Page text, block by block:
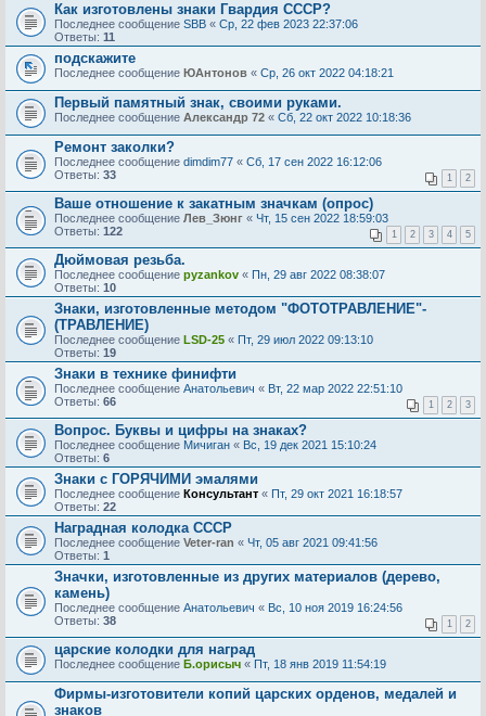
Как изготовлены знаки Гвардия СССР?
Последнее сообщение SBB « Ср, 22 фев 2023 22:37:06
Ответы: 11
подскажите
Последнее сообщение ЮАнтонов « Ср, 26 окт 2022 04:18:21
Первый памятный знак, своими руками.
Последнее сообщение Александр 72 « Сб, 22 окт 2022 10:18:36
Ремонт заколки?
Последнее сообщение dimdim77 « Сб, 17 сен 2022 16:12:06
Ответы: 33 1 2
Ваше отношение к закатным значкам (опрос)
Последнее сообщение Лев_Зюнг « Чт, 15 сен 2022 18:59:03
Ответы: 122 1 2 3 4 5
Дюймовая резьба.
Последнее сообщение pyzankov « Пн, 29 авг 2022 08:38:07
Ответы: 10
Знаки, изготовленные методом "ФОТОТРАВЛЕНИЕ"-
(ТРАВЛЕНИЕ)
Последнее сообщение LSD-25 « Пт, 29 июл 2022 09:13:10
Ответы: 19
Знаки в технике финифти
Последнее сообщение Анатольевич « Вт, 22 мар 2022 22:51:10
Ответы: 66 1 2 3
Вопрос. Буквы и цифры на знаках?
Последнее сообщение Мичиган « Вс, 19 дек 2021 15:10:24
Ответы: 6
Знаки с ГОРЯЧИМИ эмалями
Последнее сообщение Консультант « Пт, 29 окт 2021 16:18:57
Ответы: 22
Наградная колодка СССР
Последнее сообщение Veter-ran « Чт, 05 авг 2021 09:41:56
Ответы: 1
Значки, изготовленные из других материалов (дерево,
камень)
Последнее сообщение Анатольевич « Вс, 10 ноя 2019 16:24:56
Ответы: 38 1 2
царские колодки для наград
Последнее сообщение Б.орисыч « Пт, 18 янв 2019 11:54:19
Фирмы-изготовители копий царских орденов, медалей и
знаков